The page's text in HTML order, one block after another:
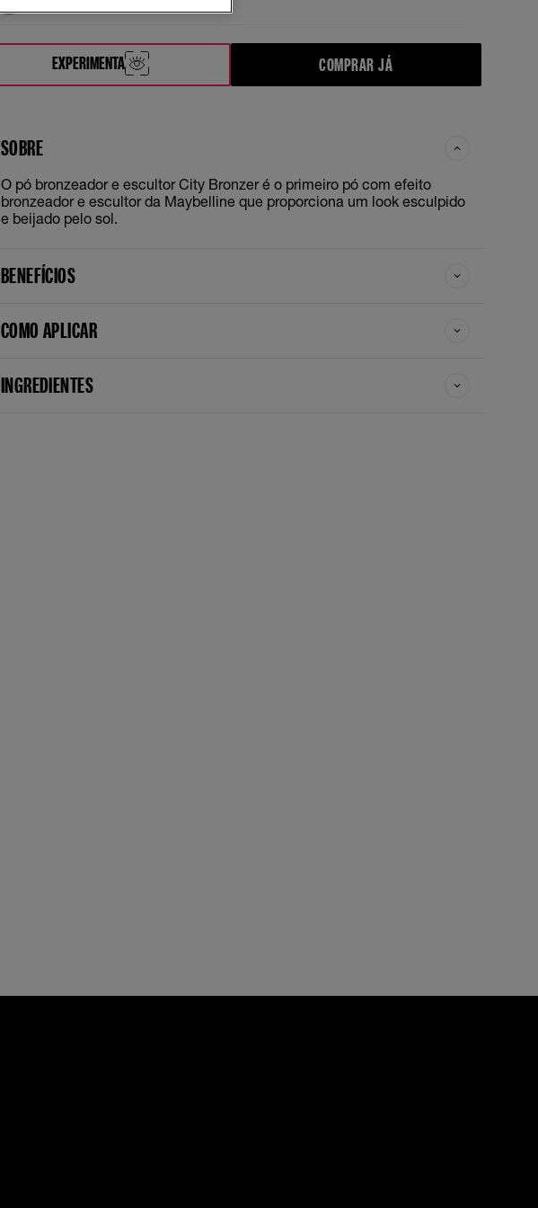
EXPERIMENTA COMPRAR JÁ
SOBRE
O pó bronzeador e escultor City Bronzer é o primeiro pó com efeito
bronzeador e escultor da Maybelline que proporciona um look esculpido
e beijado pelo sol.
BENEFÍCIOS
COMO APLICAR
INGREDIENTES